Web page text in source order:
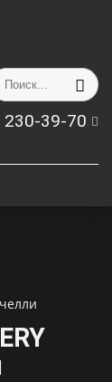
230-39-70